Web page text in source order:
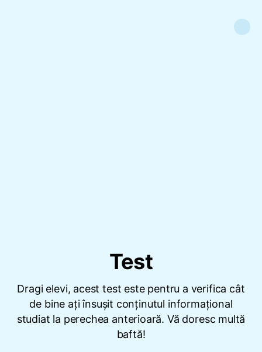
Test
Dragi elevi, acest test este pentru a verifica cât
de bine ați însușit conținutul informațional
studiat la perechea anterioară. Vă doresc multă
baftă!